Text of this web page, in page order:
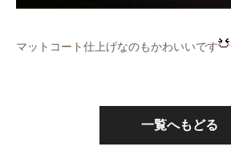
マットコート仕上げなのもかわいいです
一覧へもどる